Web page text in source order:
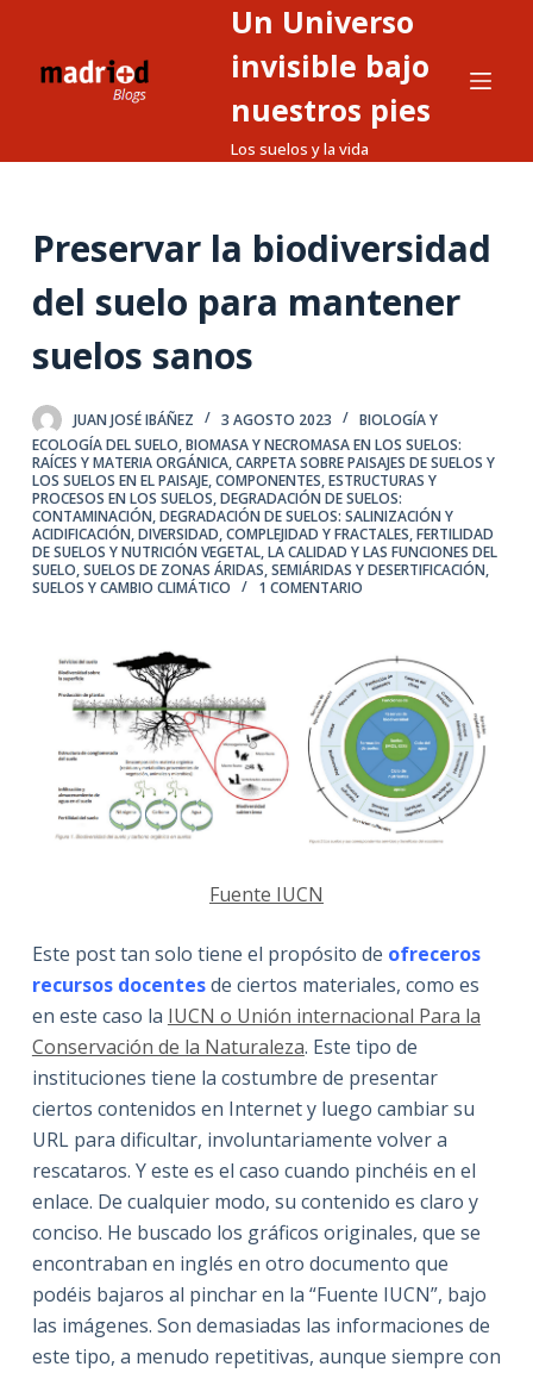
o
n
d
o
Un Universo
invisible bajo
nuestros pies
Los suelos y la vida
Preservar la biodiversidad
del suelo para mantener
suelos sanos
JUAN JOSÉ IBÁÑEZ 3 AGOSTO 2023
BIOLOGÍA Y
ECOLOGÍA DEL SUELO,BIOMASA Y NECROMASA EN LOS SUELOS:
RAÍCES Y MATERIA ORGÁNICA,CARPETA SOBRE PAISAJES DE SUELOS Y
LOS SUELOS EN EL PAISAJE,COMPONENTES, ESTRUCTURAS Y
PROCESOS EN LOS SUELOS,DEGRADACIÓN DE SUELOS:
CONTAMINACIÓN,DEGRADACIÓN DE SUELOS: SALINIZACIÓN Y
ACIDIFICACIÓN,DIVERSIDAD, COMPLEJIDAD Y FRACTALES,FERTILIDAD
DE SUELOS Y NUTRICIÓN VEGETAL,LA CALIDAD Y LAS FUNCIONES DEL
SUELO,SUELOS DE ZONAS ÁRIDAS, SEMIÁRIDAS Y DESERTIFICACIÓN,
SUELOS Y CAMBIO CLIMÁTICO
1 COMENTARIO
Fuente IUCN
Este post tan solo tiene el propósito de ofreceros
recursos docentesde ciertos materiales, como es
en este caso la IUCN o Unión internacional Para la
Conservación de la Naturaleza. Este tipo de
instituciones tiene la costumbre de presentar
ciertos contenidos en Internet y luego cambiar su
URL para dificultar, involuntariamente volver a
rescataros. Y este es el caso cuando pinchéis en el
enlace. De cualquier modo, su contenido es claro y
conciso. He buscado los gráficos originales, que se
encontraban en inglés en otro documento que
podéis bajaros al pinchar en la “Fuente IUCN”, bajo
las imágenes. Son demasiadas las informaciones de
este tipo, a menudo repetitivas, aunque siempre con